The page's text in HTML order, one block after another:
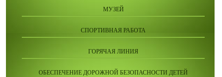
МУЗЕЙ
СПОРТИВНАЯ РАБОТА
ГОРЯЧАЯ ЛИНИЯ
ОБЕСПЕЧЕНИЕ ДОРОЖНОЙ БЕЗОПАСНОСТИ ДЕТЕЙ